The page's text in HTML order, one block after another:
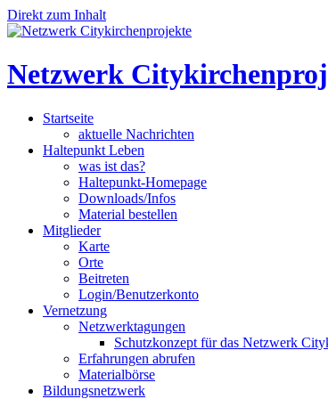
Direkt zum Inhalt
Netzwerk
Startseite
aktuelle Nachrichten
Haltepunkt Leben
was ist das?
Haltepunkt-Homepage
Downloads/Infos
Material bestellen
Mitglieder
Karte
Orte
Beitreten
Login/Benutzerkonto
Vernetzung
Netzwerktagungen
Schutzkonzept für das Netzwerk
Erfahrungen abrufen
Materialbörse
Bildungsnetzwerk